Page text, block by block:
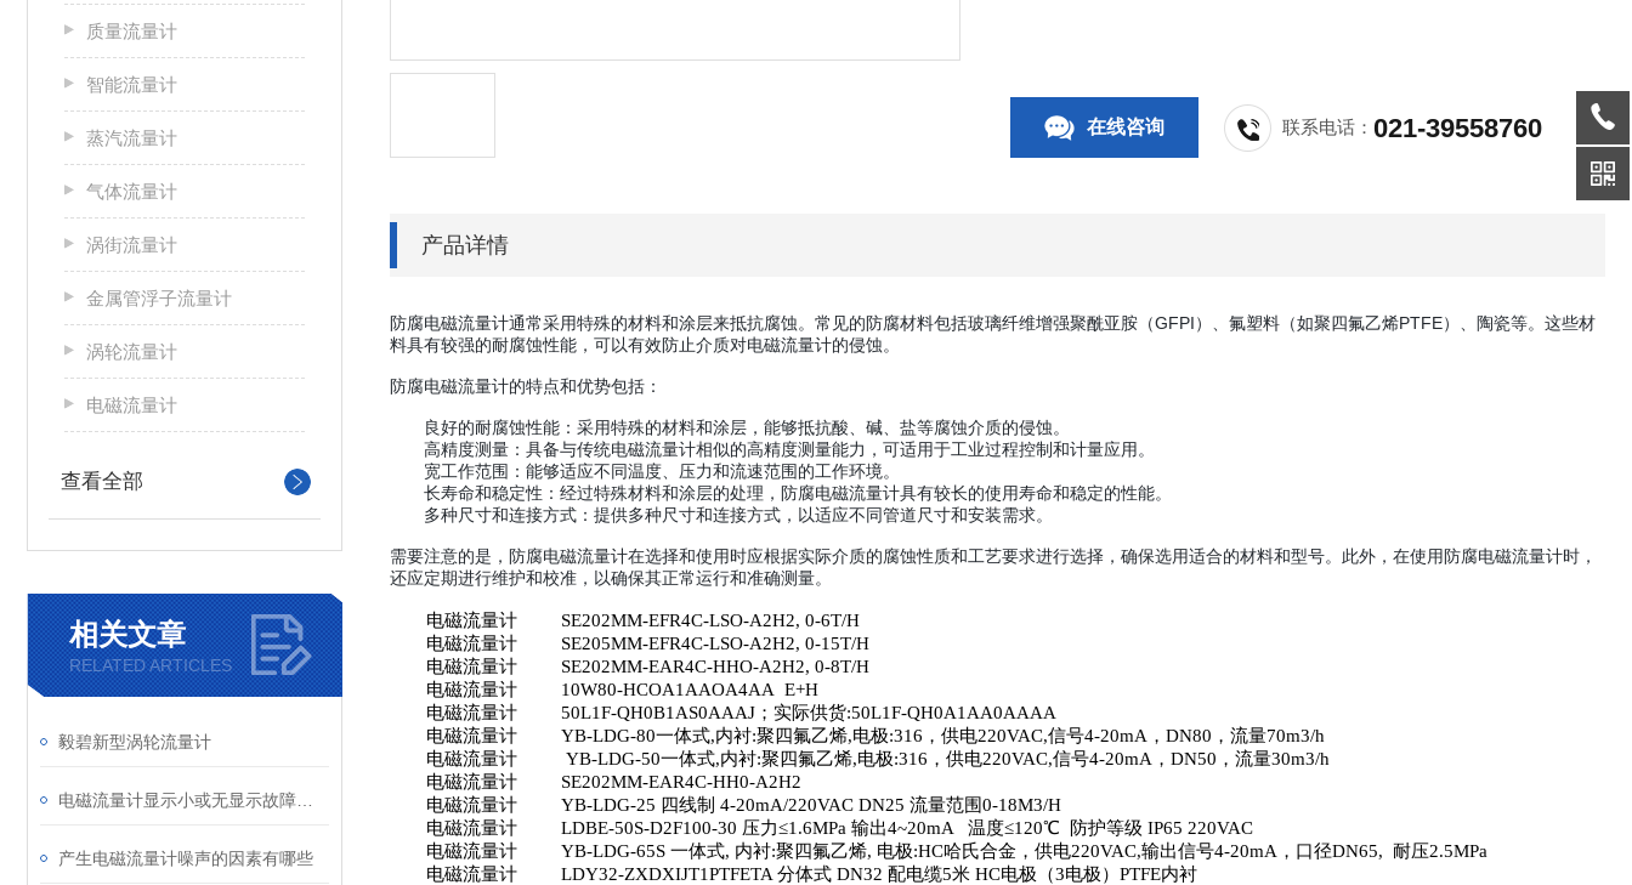
质量流量计
智能流量计
蒸汽流量计
气体流量计
涡街流量计
金属管浮子流量计
涡轮流量计
电磁流量计
查看全部
相关文章
RELATED ARTICLES
毅碧新型涡轮流量计
产生电磁流量计噪声的因素有哪些
在线咨询 联系电话：021-39558760
产品详情
防腐电磁流量计通常采用特殊的材料和涂层来抵抗腐蚀。常见的防腐材料包括玻璃纤维增强聚酰亚胺（GFPI）、氟塑料（如聚四氟乙烯PTFE）、陶瓷等。这些材
料具有较强的耐腐蚀性能，可以有效防止介质对电磁流量计的侵蚀。
防腐电磁流量计的特点和优势包括：
良好的耐腐蚀性能：采用特殊的材料和涂层，能够抵抗酸、碱、盐等腐蚀介质的侵蚀。
高精度测量：具备与传统电磁流量计相似的高精度测量能力，可适用于工业过程控制和计量应用。
宽工作范围：能够适应不同温度、压力和流速范围的工作环境。
长寿命和稳定性：经过特殊材料和涂层的处理，防腐电磁流量计具有较长的使用寿命和稳定的性能。
多种尺寸和连接方式：提供多种尺寸和连接方式，以适应不同管道尺寸和安装需求。
需要注意的是，防腐电磁流量计在选择和使用时应根据实际介质的腐蚀性质和工艺要求进行选择，确保选用适合的材料和型号。此外，在使用防腐电磁流量计时，
还应定期进行维护和校准，以确保其正常运行和准确测量。
电磁流量计
SE202MM-EFR4C-LSO-A2H2, 0-6T/H
电磁流量计
SE205MM-EFR4C-LSO-A2H2, 0-15T/H
电磁流量计
SE202MM-EAR4C-HHO-A2H2, 0-8T/H
电磁流量计
10W80-HCOA1AAOA4AA E+H
电磁流量计
50L1F-QH0B1AS0AAAJ ；实际供货:50L1F-QH0A1AA0AAAA
电磁流量计
YB-LDG-80一体式,内衬:聚四氟乙烯,电极:316 ，供电220VAC,信号4-20mA ， DN80 ，流量70m3/h
电磁流量计
YB-LDG-50一体式,内衬:聚四氟乙烯,电极:316 ，供电220VAC,信号4-20mA ， DN50 ，流量30m3/h
电磁流量计
SE202MM-EAR4C-HH0-A2H2
电磁流量计
YB-LDG-25 四线制 4-20mA/220VAC DN25 流量范围0-18M3/H
电磁流量计
LDBE-50S-D2F100-30 压力≤1.6MPa 输出4~20mA 温度≤120℃ 防护等级 IP65 220VAC
电磁流量计
YB-LDG-65S 一体式, 内衬:聚四氟乙烯, 电极:HC哈氏合金，供电220VAC,输出信号4-20mA ，口径DN65, 耐压2.5MPa
电磁流量计
LDY32-ZXDXIJT1PTFETA 分体式 DN32 配电缆5米 HC电极（3电极） PTFE内衬